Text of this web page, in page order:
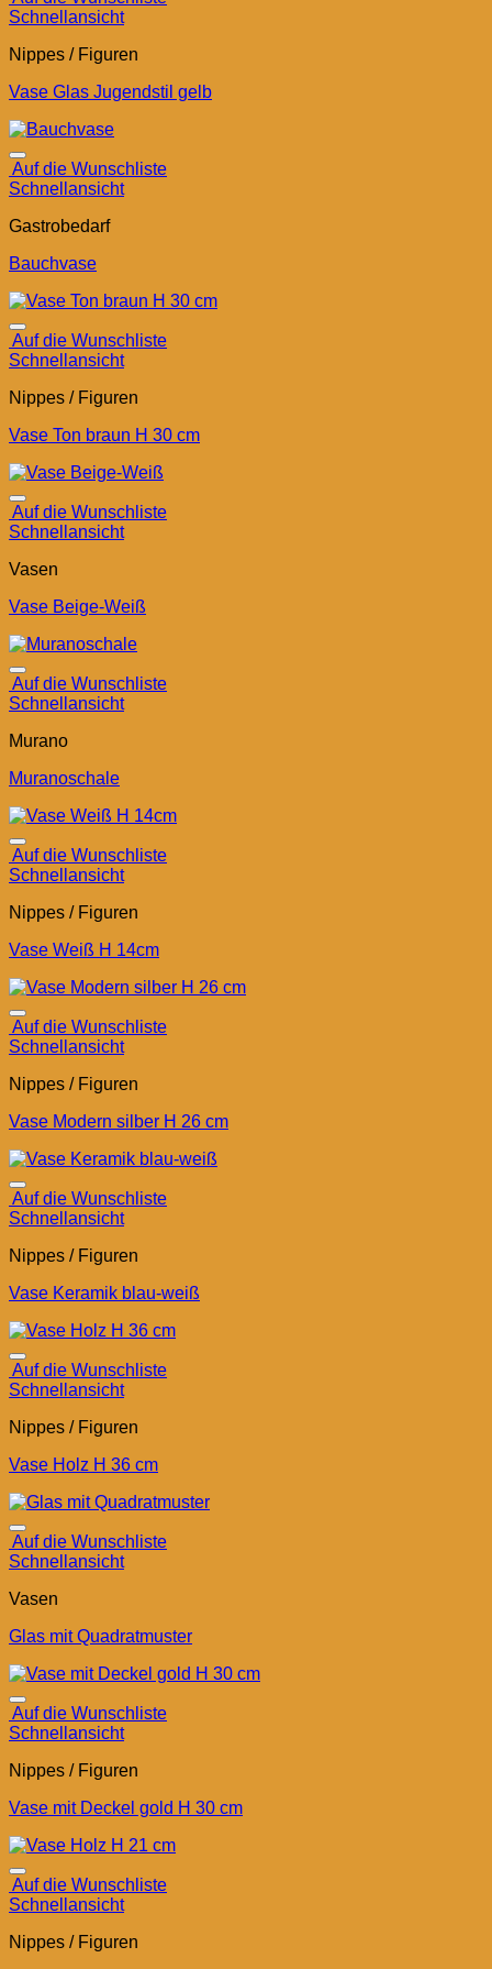
Schnellansicht
Nippes / Figuren
Vase Glas Jugendstil gelb
Auf die Wunschliste
Schnellansicht
Gastrobedarf
Bauchvase
Auf die Wunschliste
Schnellansicht
Nippes / Figuren
Vase Ton braun H 30 cm
Auf die Wunschliste
Schnellansicht
Vasen
Vase Beige-Weiß
Auf die Wunschliste
Schnellansicht
Murano
Muranoschale
Auf die Wunschliste
Schnellansicht
Nippes / Figuren
Vase Weiß H 14cm
Auf die Wunschliste
Schnellansicht
Nippes / Figuren
Vase Modern silber H 26 cm
Auf die Wunschliste
Schnellansicht
Nippes / Figuren
Vase Keramik blau-weiß
Auf die Wunschliste
Schnellansicht
Nippes / Figuren
Vase Holz H 36 cm
Auf die Wunschliste
Schnellansicht
Vasen
Glas mit Quadratmuster
Auf die Wunschliste
Schnellansicht
Nippes / Figuren
Vase mit Deckel gold H 30 cm
Auf die Wunschliste
Schnellansicht
Nippes / Figuren